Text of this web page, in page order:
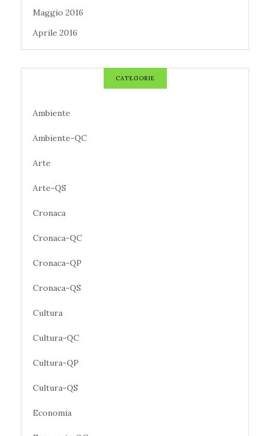
Maggio 2016
Aprile 2016
CATEGORIE
Ambiente
Ambiente-QC
Arte
Arte-QS
Cronaca
Cronaca-QC
Cronaca-QP
Cronaca-QS
Cultura
Cultura-QC
Cultura-QP
Cultura-QS
Economia